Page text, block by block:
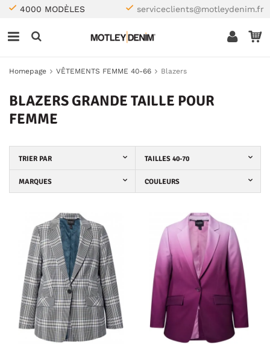
4000 MODÈLES serviceclients@motleydenim.fr
Homepage VÊTEMENTS FEMME 40-66 Blazers
BLAZERS GRANDE TAILLE POUR
FEMME
TRIER PAR TAILLES 40-70
MARQUES COULEURS